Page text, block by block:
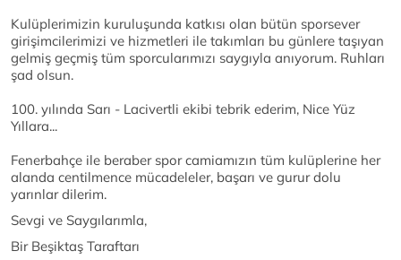
Kulüplerimizin kuruluşunda katkısı olan bütün sporsever
girişimcilerimizi ve hizmetleri ile takımları bu günlere taşıyan
gelmiş geçmiş tüm sporcularımızı saygıyla anıyorum. Ruhları
şad olsun.
100. yılında Sarı - Lacivertli ekibi tebrik ederim, Nice Yüz
Yıllara...
Fenerbahçe ile beraber spor camiamızın tüm kulüplerine her
alanda centilmence mücadeleler, başarı ve gurur dolu
yarınlar dilerim.
Sevgi ve Saygılarımla,
Bir Beşiktaş Taraftarı